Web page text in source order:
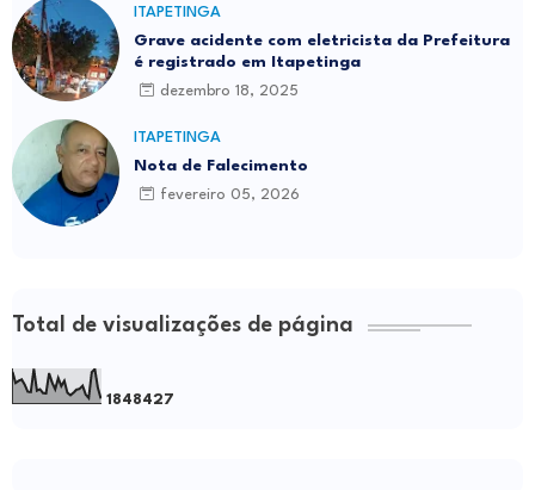
ITAPETINGA
Grave acidente com eletricista da Prefeitura
é registrado em Itapetinga
dezembro 18, 2025
ITAPETINGA
Nota de Falecimento
fevereiro 05, 2026
Total de visualizações de página
1 848427